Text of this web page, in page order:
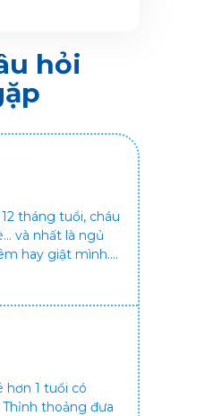
hỏi
tháng tuổi, cháu
và nhất là ngủ
hay giật mình.
vậy nên làm
cũng xót, mẹ cũng
ơn bác sĩ.
hơn 1 tuổi có
thoảng đưa